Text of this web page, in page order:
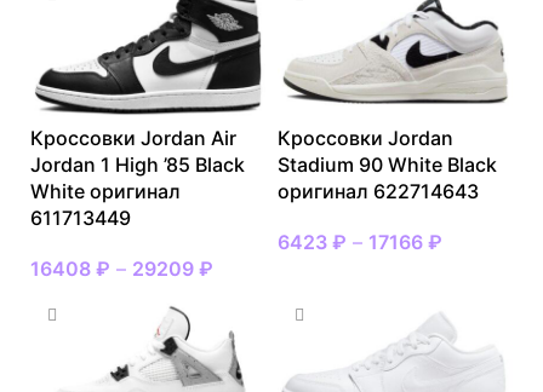
Кроссовки Jordan Air
Jordan 1 High ’85 Black
White оригинал
611713449
16408 ₽ – 29209 ₽
Кроссовки Jordan
Stadium 90 White Black
оригинал 622714643
6423 ₽ – 17166 ₽